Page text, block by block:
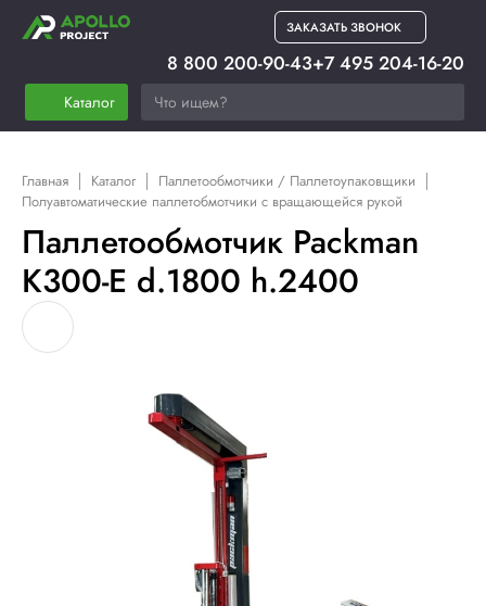
ЗАКАЗАТЬ ЗВОНОК
Каталог
8 800 200-90-43+7 495 204-16-20
Главная Каталог
Паллетообмотчики / Паллетоупаковщики
Полуавтоматические паллетобмотчики с вращающейся рукой
Паллетообмотчик Packman
K300-E d.1800 h.2400